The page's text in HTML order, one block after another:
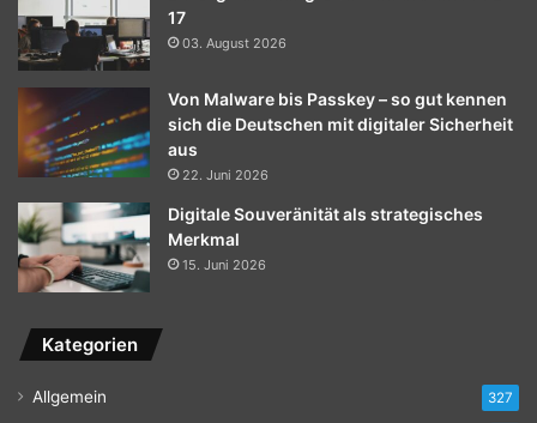
17
03. August 2026
Von Malware bis Passkey – so gut kennen
sich die Deutschen mit digitaler Sicherheit
aus
22. Juni 2026
Digitale Souveränität als strategisches
Merkmal
15. Juni 2026
Kategorien
Allgemein 327